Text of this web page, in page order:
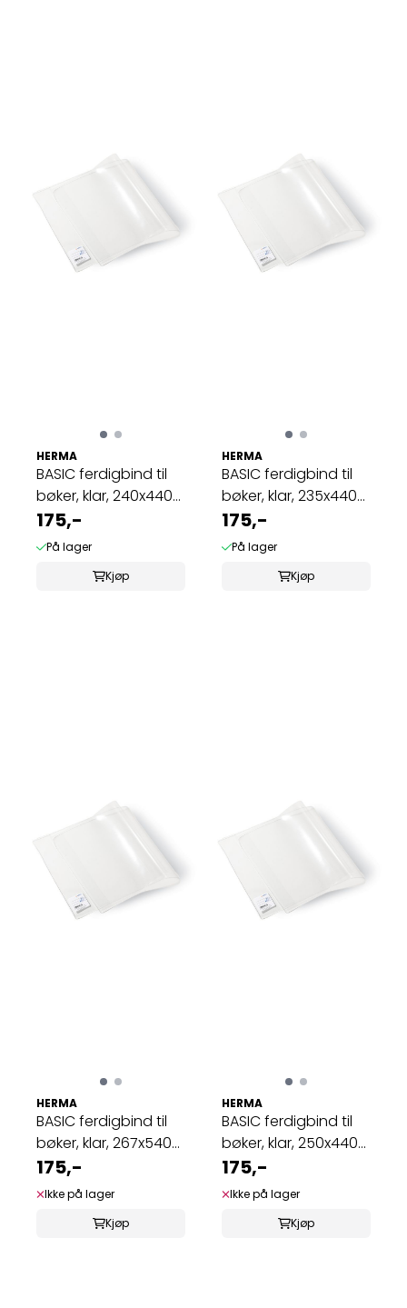
HERMA
BASIC ferdigbind til
bøker, klar, 240x440
mm (10 ...
175,-
På lager
Kjøp
HERMA
BASIC ferdigbind til
bøker, klar, 235x440
mm (10 ...
175,-
På lager
Kjøp
HERMA
BASIC ferdigbind til
bøker, klar, 267x540
mm (10 ...
175,-
Ikke på lager
Kjøp
HERMA
BASIC ferdigbind til
bøker, klar, 250x440
mm (10 ...
175,-
Ikke på lager
Kjøp